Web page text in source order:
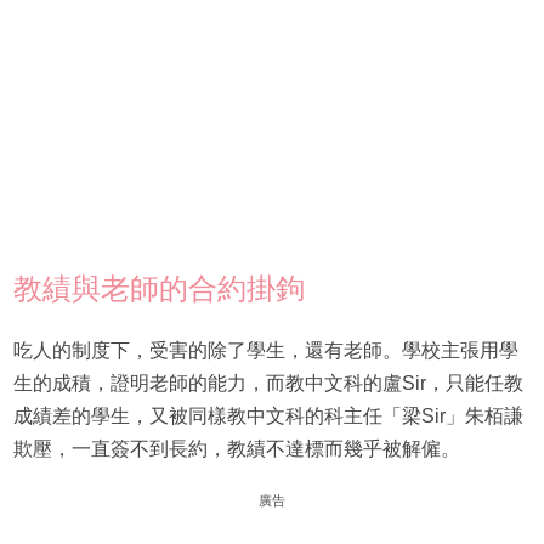
教績與老師的合約掛鉤
吃人的制度下，受害的除了學生，還有老師。學校主張用學
生的成積，證明老師的能力，而教中文科的盧Sir，只能任教
成績差的學生，又被同樣教中文科的科主任「梁Sir」朱栢謙
欺壓，一直簽不到長約，教績不達標而幾乎被解僱。
廣告